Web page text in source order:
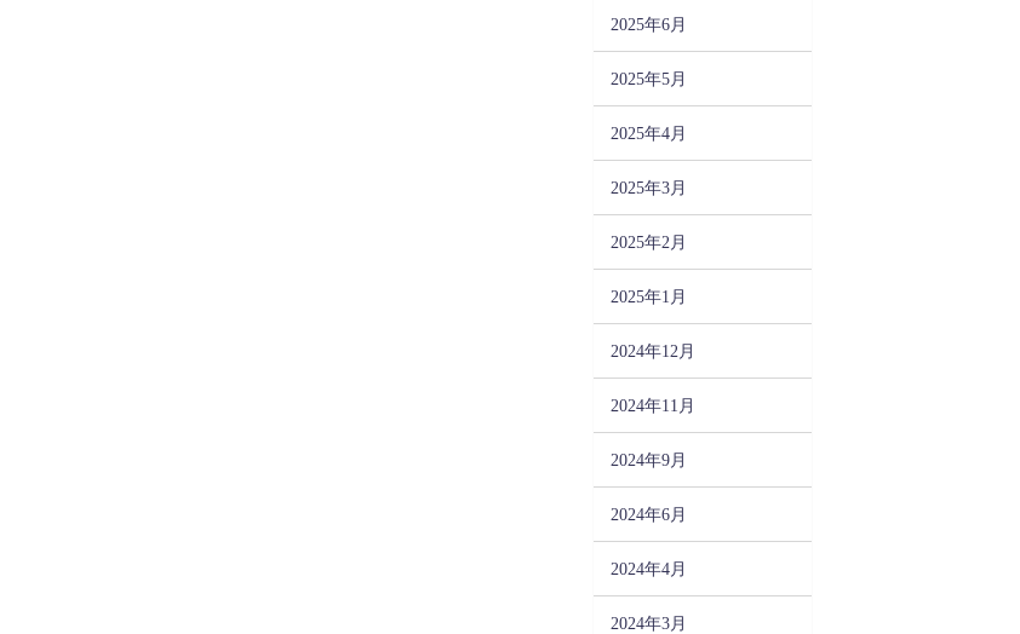
2025年6月
2025年5月
2025年4月
2025年3月
2025年2月
2025年1月
2024年12月
2024年11月
2024年9月
2024年6月
2024年4月
2024年3月